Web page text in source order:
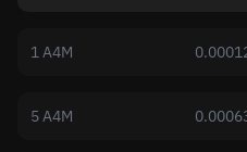
1 A4M
5 A4M